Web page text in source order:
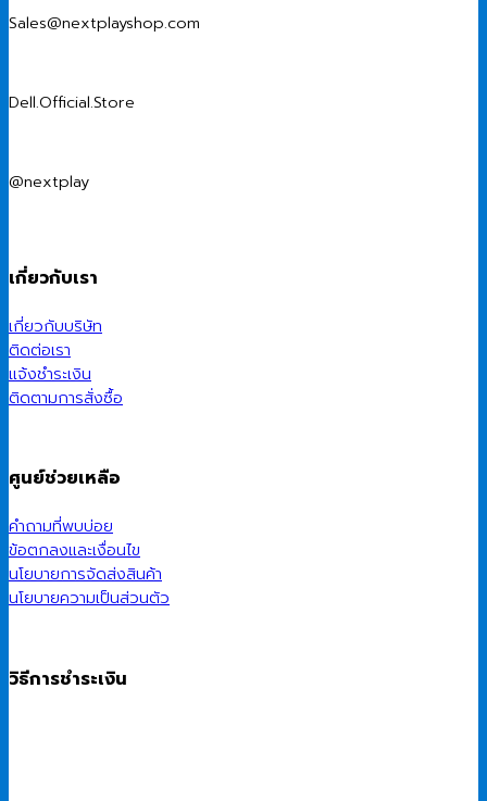
Sales@nextplayshop.com
Dell.Official.Store
@nextplay
เกี่ยวกับเรา
เกี่ยวกับบริษัท
ติดต่อเรา
แจ้งชำระเงิน
ติดตามการสั่งซื้อ
ศูนย์ช่วยเหลือ
คำถามที่พบบ่อย
ข้อตกลงและเงื่อนไข
นโยบายการจัดส่งสินค้า
นโยบายความเป็นส่วนตัว
วิธีการชำระเงิน